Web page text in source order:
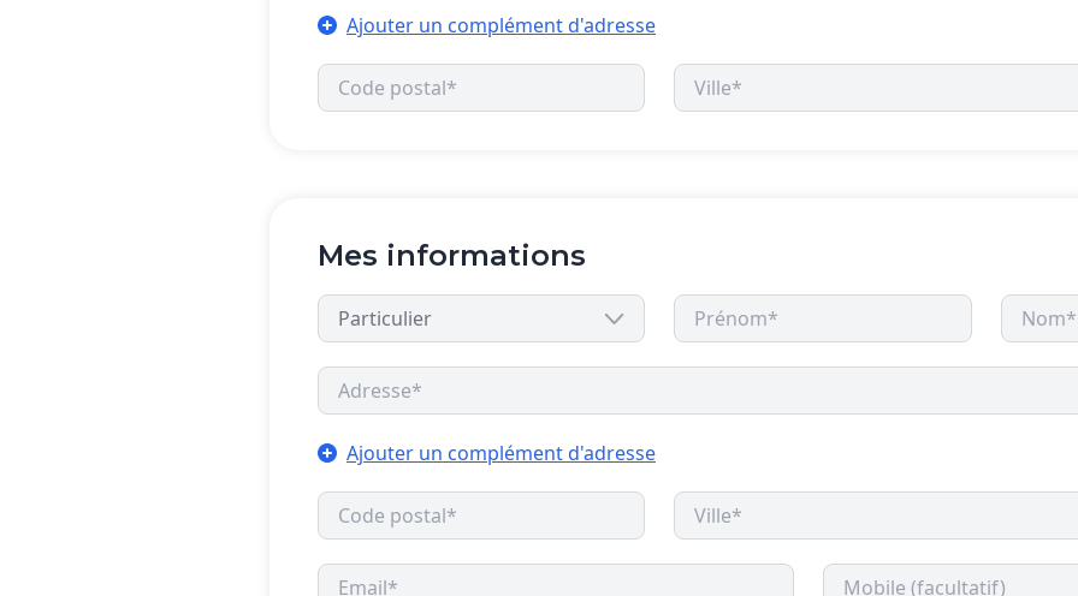
Ajouter un complément d'adresse
Mes informations
Ajouter un complément d'adresse